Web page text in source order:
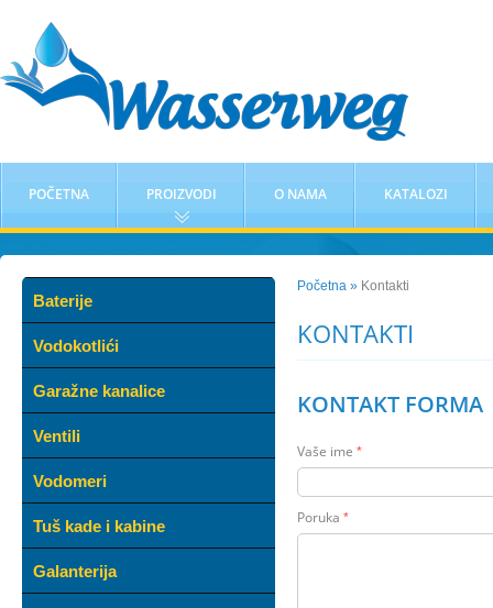
POČETNA PROIZVODI O NAMA KATALOZI
Baterije
Vodokotlići
Garažne kanalice
Ventili
Vodomeri
Tuš kade i kabine
Galanterija
Početna » Kontakti
KONTAKTI
KONTAKT FORMA
Vaše ime *
Poruka *